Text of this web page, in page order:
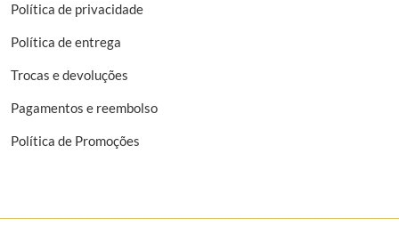
Política de privacidade
Política de entrega
Trocas e devoluções
Pagamentos e reembolso
Política de Promoções